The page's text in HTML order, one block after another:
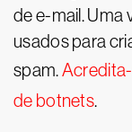
de e-mail. Uma
usados para
spam.
de botnets.